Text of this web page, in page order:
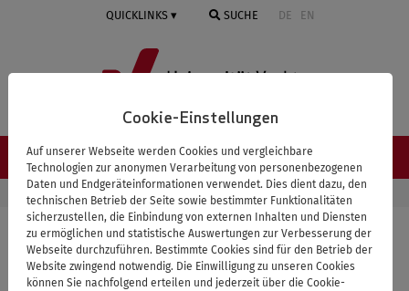
Cookie-Einstellungen
Auf unserer Webseite werden Cookies und vergleichbare
Technologien zur anonymen Verarbeitung von personenbezogenen
Daten und Endgeräteinformationen verwendet. Dies dient dazu, den
technischen Betrieb der Seite sowie bestimmter Funktionalitäten
sicherzustellen, die Einbindung von externen Inhalten und Diensten
zu ermöglichen und statistische Auswertungen zur Verbesserung der
Webseite durchzuführen. Bestimmte Cookies sind für den Betrieb der
Website zwingend notwendig. Die Einwilligung zu unseren Cookies
können Sie nachfolgend erteilen und jederzeit über die Cookie-
QUICKLINKS SUCHE DE EN
NAVIGATION ≡
STARTSEITE UNIVERSITÄT PERSONENVERZEICHNIS
Zurück zur Übersicht